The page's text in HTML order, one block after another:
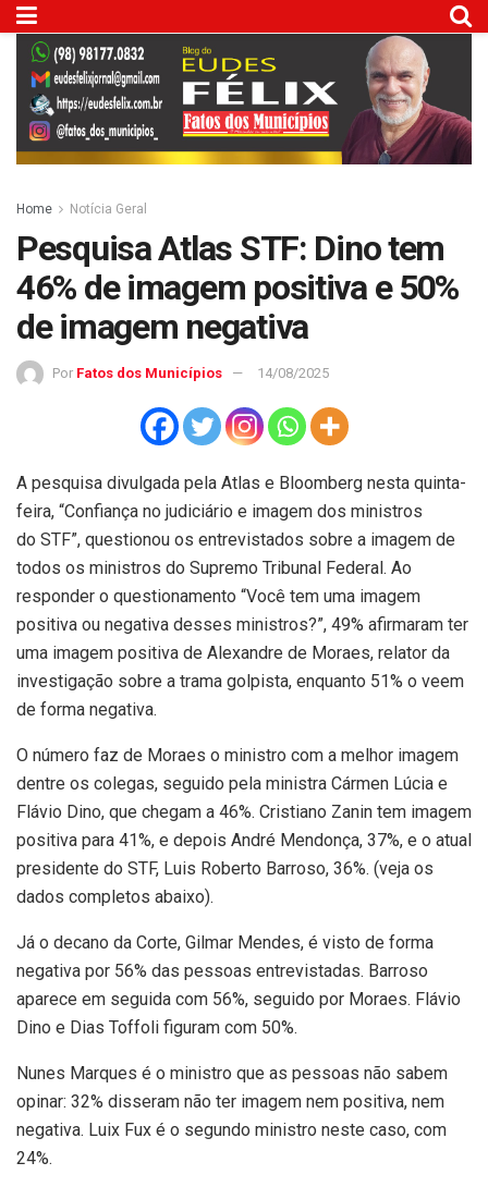
Home Notícia Geral
Pesquisa Atlas STF: Dino tem
46% de imagem positiva e 50%
de imagem negativa
Por Fatos dos Municípios 14/08/2025
A pesquisa divulgada pela Atlas e Bloomberg nesta quinta-
feira, “Confiança no judiciário e imagem dos ministros
do STF”, questionou os entrevistados sobre a imagem de
todos os ministros do Supremo Tribunal Federal. Ao
responder o questionamento “Você tem uma imagem
positiva ou negativa desses ministros?”, 49% afirmaram ter
uma imagem positiva de Alexandre de Moraes, relator da
investigação sobre a trama golpista, enquanto 51% o veem
de forma negativa.
O número faz de Moraes o ministro com a melhor imagem
dentre os colegas, seguido pela ministra Cármen Lúcia e
Flávio Dino, que chegam a 46%. Cristiano Zanin tem imagem
positiva para 41%, e depois André Mendonça, 37%, e o atual
presidente do STF, Luis Roberto Barroso, 36%. (veja os
dados completos abaixo).
Já o decano da Corte, Gilmar Mendes, é visto de forma
negativa por 56% das pessoas entrevistadas. Barroso
aparece em seguida com 56%, seguido por Moraes. Flávio
Dino e Dias Toffoli figuram com 50%.
Nunes Marques é o ministro que as pessoas não sabem
opinar: 32% disseram não ter imagem nem positiva, nem
negativa. Luix Fux é o segundo ministro neste caso, com
24%.